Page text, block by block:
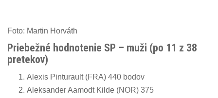
Foto: Martin Horváth
Priebežné hodnotenie SP – muži (po 11 z 38
pretekov)
Alexis Pinturault (FRA) 440 bodov
Aleksander Aamodt Kilde (NOR) 375